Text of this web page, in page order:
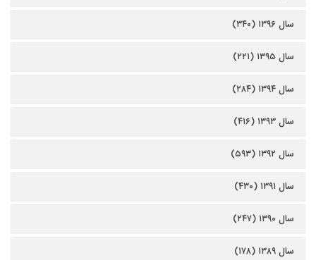
سال ۱۳۹۶ (۳۴۰)
سال ۱۳۹۵ (۲۲۱)
سال ۱۳۹۴ (۲۸۴)
سال ۱۳۹۳ (۴۱۶)
سال ۱۳۹۲ (۵۹۳)
سال ۱۳۹۱ (۴۳۰)
سال ۱۳۹۰ (۲۴۷)
سال ۱۳۸۹ (۱۷۸)